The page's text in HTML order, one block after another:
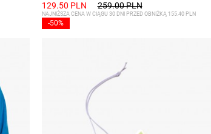
129.50 PLN 259.00 PLN
-50%
NAJNIŻSZA CENA W CIĄGU 30 DNI PRZED OBNIŻKĄ 155.40 PLN